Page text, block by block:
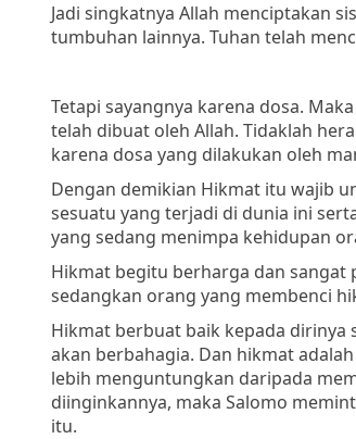
Jadi singkatnya Allah menciptakan
tumbuhan lainnya. Tuhan telah
Tetapi sayangnya karena dosa.
telah dibuat oleh Allah. Tidaklah
karena dosa yang dilakukan oleh
Dengan demikian Hikmat itu wajib
sesuatu yang terjadi di dunia ini
yang sedang menimpa kehidupan
Hikmat begitu berharga dan sangat
sedangkan orang yang membenci
Hikmat berbuat baik kepada dirinya
akan berbahagia. Dan hikmat
lebih menguntungkan daripada
diinginkannya, maka Salomo
itu.